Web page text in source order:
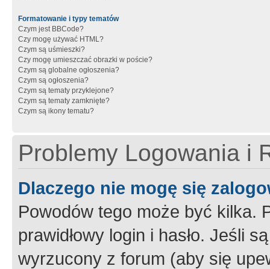
Formatowanie i typy tematów
Czym jest BBCode?
Czy mogę używać HTML?
Czym są uśmieszki?
Czy mogę umieszczać obrazki w poście?
Czym są globalne ogłoszenia?
Czym są ogłoszenia?
Czym są tematy przyklejone?
Czym są tematy zamknięte?
Czym są ikony tematu?
Problemy Logowania i
Dlaczego nie mogę się
Powodów tego może być kilka.
prawidłowy login i hasło. Jeśli
wyrzucony z forum (aby się